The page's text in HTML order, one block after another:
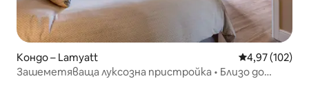
Кондо – Lamyatt Средна
4,97 (102)
Зашеметяваща луксозна пристройка • Близо до